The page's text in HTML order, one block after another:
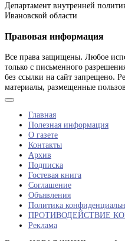
Департамент внутренней
Ивановской области
Правовая информация
Все права защищены. Любое
только с письменного
без ссылки на сайт запрещено.
материалы, размещенные
Главная
Полезная информация
О газете
Контакты
Архив
Подписка
Гостевая книга
Соглашение
Объявления
Политика
ПРОТИВОДЕЙСТВИЕ
Реклама